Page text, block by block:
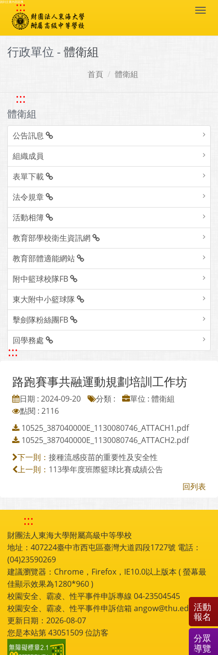
跳到主要內容區塊
:::
行政單位 - 體衛組
首頁 體衛組
:::
體衛組
公告訊息
組織成員
表單下載
法令規章
活動相簿
教育部學校衛生資訊網
教育部體適能網站
附中籃球校隊FB
東大附中小籃球隊
擊劍隊粉絲團FB
回學務處
:::
路跑賽事共融運動規劃培訓工作坊
日期 : 2024-09-20 分類 :
單位 : 體衛組
點閱 : 2116
10525_387040000E_1130080746_ATTACH1.pdf
10525_387040000E_1130080746_ATTACH2.pdf
下一則： 接種流感疫苗的重要性及安全性
上一則： 113學年度班際籃球比賽成績公告
回列表
:::
財團法人東海大學附屬高級中等學校
地址：407224臺中市西屯區臺灣大道四段1727號 電話：
(04)23590269
建議瀏覽器：Chrome，Firefox，IE10.0以上版本 ( 螢幕最
佳顯示效果為1280*960 )
校園安全、霸凌、性平事件申訴專線 04-23504545
校園安全、霸凌、性平事件申訴信箱 angow@thu.edu.tw
更新日期：2026-08-07
您是本站第43051509位訪客
活動
報名
分眾
導覽